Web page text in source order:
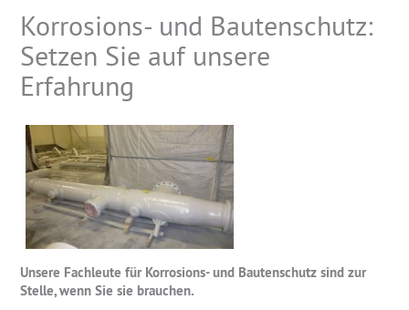
Korrosions- und Bautenschutz:
Setzen Sie auf unsere
Erfahrung
Unsere Fachleute für Korrosions- und Bautenschutz sind zur
Stelle, wenn Sie sie brauchen.